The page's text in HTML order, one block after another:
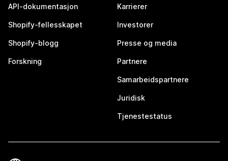
API-dokumentasjon
Shopify-fellesskapet
Shopify-blogg
Forskning
Karrierer
Investorer
Presse og media
Partnere
Samarbeidspartnere
Juridisk
Tjenestestatus